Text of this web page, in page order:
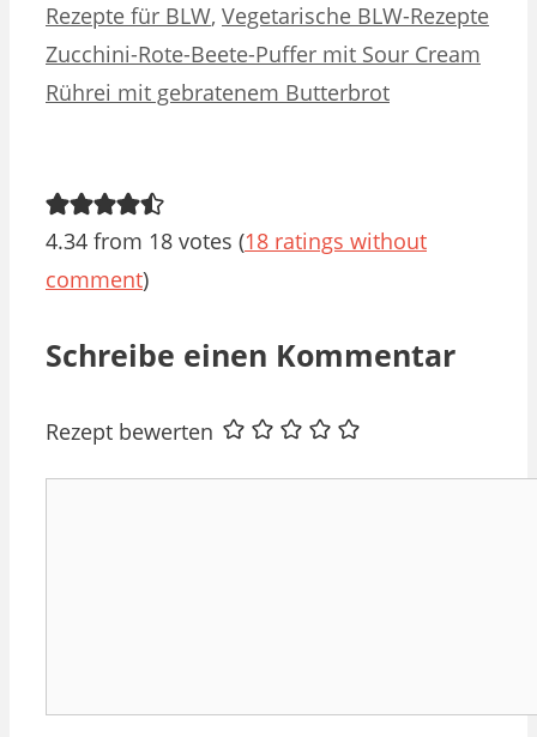
Rezepte für BLW, Vegetarische BLW-Rezepte
Zucchini-Rote-Beete-Puffer mit Sour Cream
Rührei mit gebratenem Butterbrot
4.34 from 18 votes (18 ratings without
comment)
Schreibe einen Kommentar
Rezept bewerten